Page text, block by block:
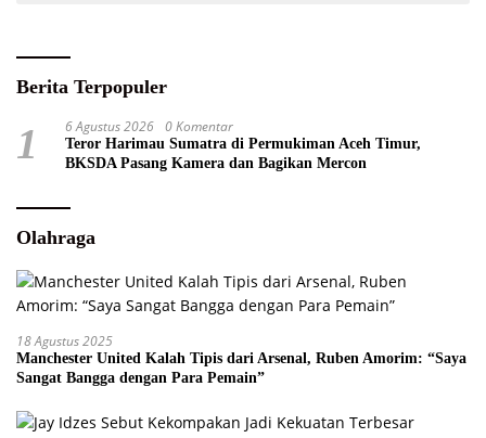
Berita Terpopuler
1 6 Agustus 2026 0 Komentar
Teror Harimau Sumatra di Permukiman Aceh Timur,
BKSDA Pasang Kamera dan Bagikan Mercon
Olahraga
18 Agustus 2025
Manchester United Kalah Tipis dari Arsenal, Ruben Amorim: “Saya
Sangat Bangga dengan Para Pemain”